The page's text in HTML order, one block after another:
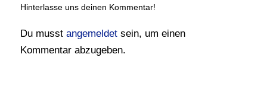
Hinterlasse uns deinen Kommentar!
Du musst angemeldetsein, um einen
Kommentar abzugeben.